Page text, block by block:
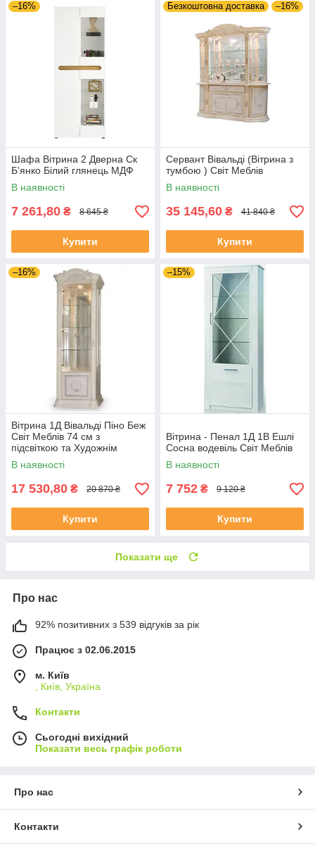
–16%
Шафа Вітрина 2 Дверна Ск
Б'янко Білий глянець МДФ
В наявності
7 261,80 ₴ 8 645 ₴
Купити
Безкоштовна доставка –16%
Сервант Вівальді (Вітрина з
тумбою ) Світ Меблів
В наявності
35 145,60 ₴ 41 840 ₴
Купити
–16%
Вітрина 1Д Вівальді Піно Беж
Світ Меблів 74 см з
підсвіткою та Художнім
Друком
В наявності
17 530,80 ₴ 20 870 ₴
Купити
–15%
Вітрина - Пенал 1Д 1В Ешлі
Сосна водевіль Світ Меблів
В наявності
7 752 ₴ 9 120 ₴
Купити
Показати ще
Про нас
92% позитивних з 539 відгуків за рік
Працює з 02.06.2015
м. Київ
, Київ, Україна
Контакти
Сьогодні вихідний
Показати весь графік роботи
Про нас
Контакти